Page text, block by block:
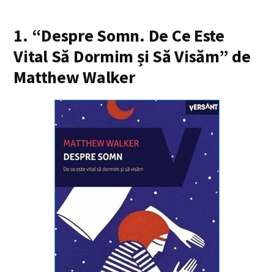
1. “Despre Somn. De Ce Este
Vital Să Dormim și Să Visăm” de
Matthew Walker